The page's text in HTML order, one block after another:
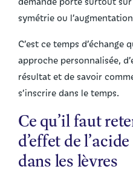
symétrie ou
C’est ce temps
approche personnalisée,
résultat et de savoir
s’inscrire dans le temps.
Ce qu’il faut
d’effet de
dans les lèvres